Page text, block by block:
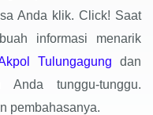
Anda klik. Click! Saat
informasi menarik
Tulungagung dan
tunggu-tunggu.
pembahasanya.